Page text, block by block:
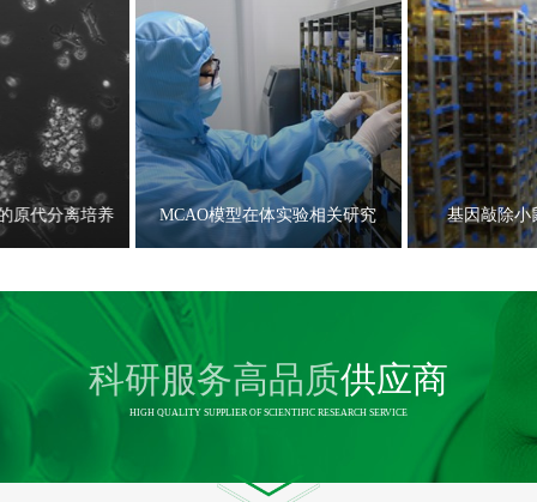
原代分离培养 MCAO模型在体实验相关研究 基因敲除小
科研服务高品质供应商
HIGH QUALITY SUPPLIER OF SCIENTIFIC RESEARCH SERVICE